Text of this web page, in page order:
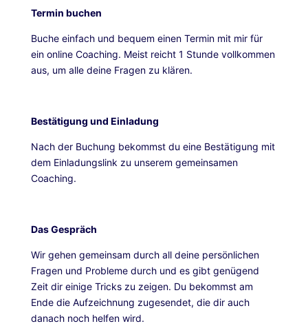
Termin buchen
Buche einfach und bequem einen Termin mit mir für
ein online Coaching. Meist reicht 1 Stunde vollkommen
aus, um alle deine Fragen zu klären.
Bestätigung und Einladung
Nach der Buchung bekommst du eine Bestätigung mit
dem Einladungslink zu unserem gemeinsamen
Coaching.
Das Gespräch
Wir gehen gemeinsam durch all deine persönlichen
Fragen und Probleme durch und es gibt genügend
Zeit dir einige Tricks zu zeigen. Du bekommst am
Ende die Aufzeichnung zugesendet, die dir auch
danach noch helfen wird.